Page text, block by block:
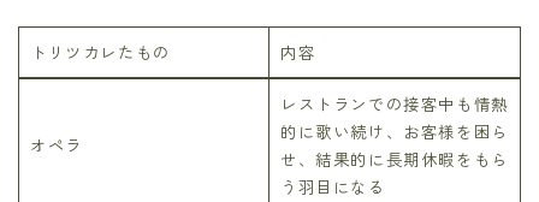
トリツカレたもの 内容
オペラ
レストランでの接客中も情熱
的に歌い続け、お客様を困ら
せ、結果的に長期休暇をもら
う羽目になる